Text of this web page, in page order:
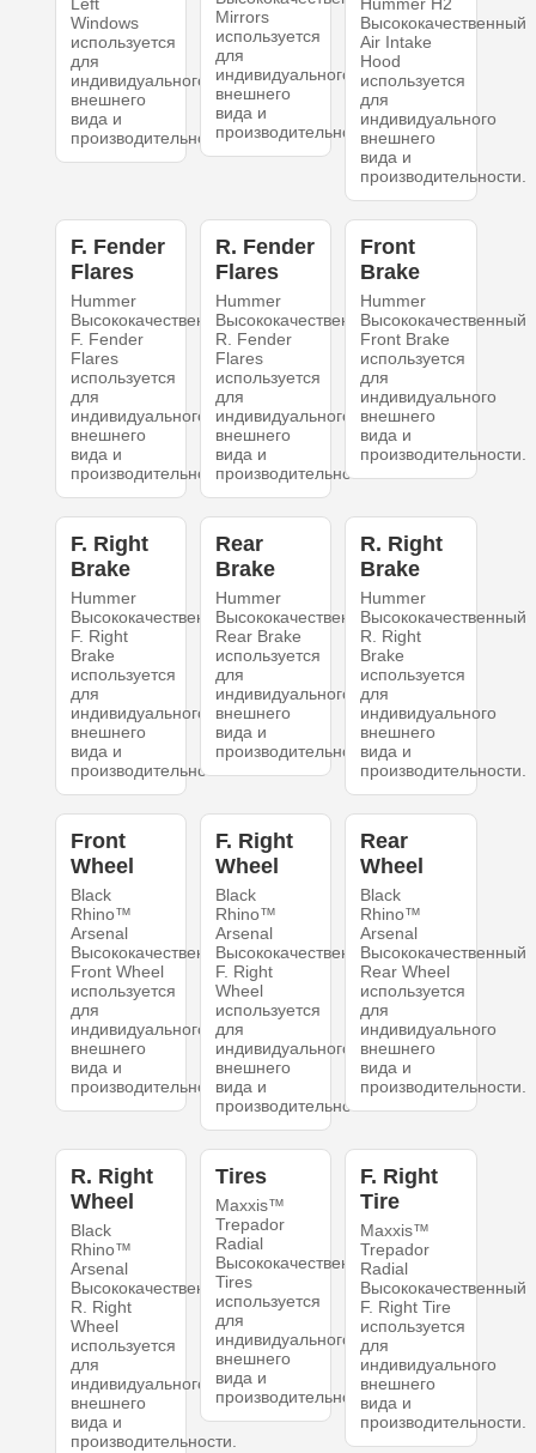
Left
Windows
используется
для
индивидуального
внешнего
вида и
производительности.
Mirrors
используется
для
индивидуального
внешнего
вида и
производительности.
Hummer H2
Высококачественный
Air Intake
Hood
используется
для
индивидуального
внешнего
вида и
производительности.
F. Fender
Flares
Hummer
Высококачественный
F. Fender
Flares
используется
для
индивидуального
внешнего
вида и
производительности.
R. Fender
Flares
Hummer
Высококачественный
R. Fender
Flares
используется
для
индивидуального
внешнего
вида и
производительности.
Front
Brake
Hummer
Высококачественный
Front Brake
используется
для
индивидуального
внешнего
вида и
производительности.
F. Right
Brake
Hummer
Высококачественный
F. Right
Brake
используется
для
индивидуального
внешнего
вида и
производительности.
Rear
Brake
Hummer
Высококачественный
Rear Brake
используется
для
индивидуального
внешнего
вида и
производительности.
R. Right
Brake
Hummer
Высококачественный
R. Right
Brake
используется
для
индивидуального
внешнего
вида и
производительности.
Front
Wheel
Black
Rhino™
Arsenal
Высококачественный
Front Wheel
используется
для
индивидуального
внешнего
вида и
производительности.
F. Right
Wheel
Black
Rhino™
Arsenal
Высококачественный
F. Right
Wheel
используется
для
индивидуального
внешнего
вида и
производительности.
Rear
Wheel
Black
Rhino™
Arsenal
Высококачественный
Rear Wheel
используется
для
индивидуального
внешнего
вида и
производительности.
R. Right
Wheel
Black
Rhino™
Arsenal
Высококачественный
R. Right
Wheel
используется
для
индивидуального
внешнего
вида и
производительности.
Tires
Maxxis™
Trepador
Radial
Высококачественный
Tires
используется
для
индивидуального
внешнего
вида и
производительности.
F. Right
Tire
Maxxis™
Trepador
Radial
Высококачественный
F. Right Tire
используется
для
индивидуального
внешнего
вида и
производительности.